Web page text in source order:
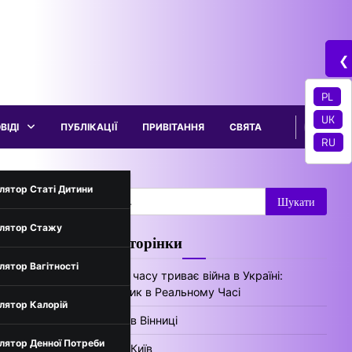
Статі Дитини
Стажу
Вагітності
Калорій
Денної Потреби
України
ПУБЛІКАЦІЇ ПРИВІТАННЯ СВЯТА
Пошук:
Цікаві сторінки
Скільки часу триває війна в Україні:
Лічильник в Реальному Часі
Погода в Вінниці
Погода Київ
❮
PL
UK
RU